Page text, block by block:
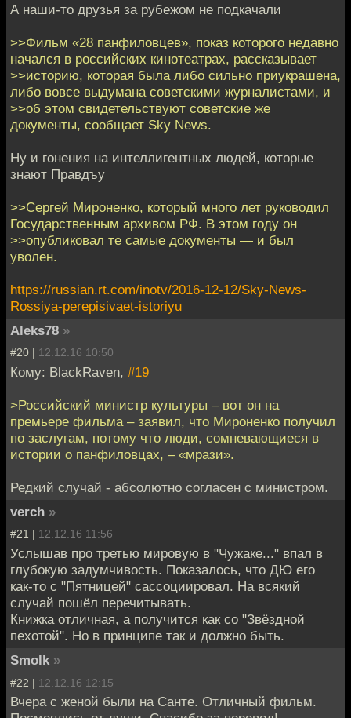
А наши-то друзья за рубежом не подкачали
>>Фильм «28 панфиловцев», показ которого недавно
начался в российских кинотеатрах, рассказывает
>>историю, которая была либо сильно приукрашена,
либо вовсе выдумана советскими журналистами, и
>>об этом свидетельствуют советские же
документы, сообщает Sky News.
Ну и гонения на интеллигентных людей, которые
знают Правдъу
>>Сергей Мироненко, который много лет руководил
Государственным архивом РФ. В этом году он
>>опубликовал те самые документы — и был
уволен.
https://russian.rt.com/inotv/2016-12-12/Sky-News-
Rossiya-perepisivaet-istoriyu
Aleks78 »
#20 | 12.12.16 10:50
Кому: BlackRaven, #19
>Российский министр культуры – вот он на
премьере фильма – заявил, что Мироненко получил
по заслугам, потому что люди, сомневающиеся в
истории о панфиловцах, – «мрази».
Редкий случай - абсолютно согласен с министром.
verch »
#21 | 12.12.16 11:56
Услышав про третью мировую в "Чужаке..." впал в
глубокую задумчивость. Показалось, что ДЮ его
как-то с "Пятницей" сассоциировал. На всякий
случай пошёл перечитывать.
Книжка отличная, а получится как со "Звёздной
пехотой". Но в принципе так и должно быть.
Smolk »
#22 | 12.12.16 12:15
Вчера с женой были на Санте. Отличный фильм.